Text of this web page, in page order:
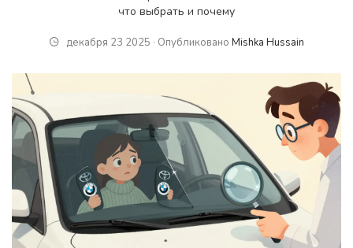
что выбрать и почему
декабря 23 2025 ∙ Опубликовано Mishka Hussain